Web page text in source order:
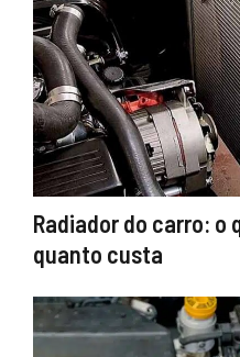
Radiador do carro: o
quanto custa